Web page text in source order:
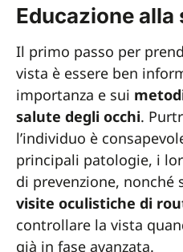
Educazione
Il primo passo per
vista è essere ben
importanza e sui
salute degli occhi.
l’individuo è
principali patologie, i
di prevenzione, nonché
visite oculistiche di
controllare la vista
già in fase avanzata.